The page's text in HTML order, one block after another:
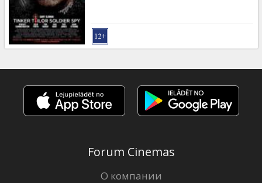
Forum Cinemas
О компании